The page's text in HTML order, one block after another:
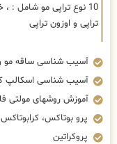
10 نوع تراپی مو شامل : ،
تراپی و اوزون تراپی
آسیب شناسی ساقه مو و
آسیب شناسی
آموزش روشهای مولتی
پرو بوتاکس، کرابوتاکس
پروکراتین